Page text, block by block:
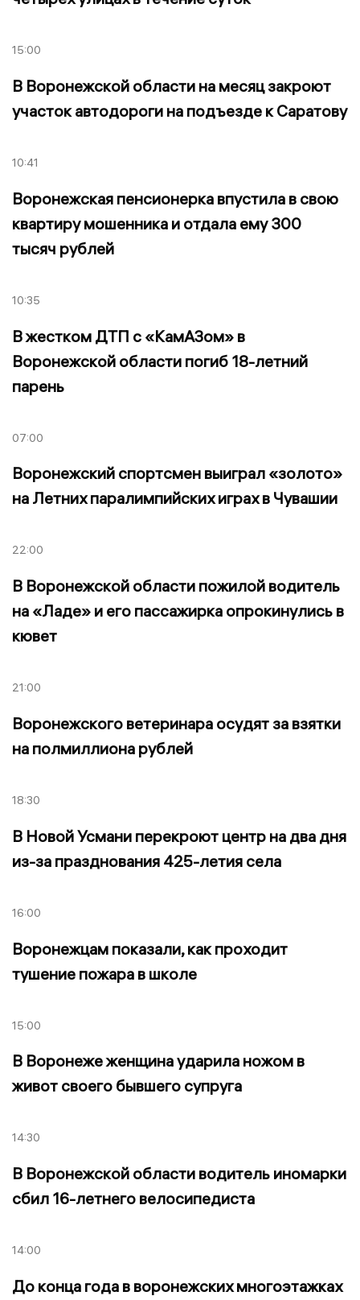
15:00
В Воронежской области на месяц закроют
участок автодороги на подъезде к Саратову
10:41
Воронежская пенсионерка впустила в свою
квартиру мошенника и отдала ему 300
тысяч рублей
10:35
В жестком ДТП с «КамАЗом» в
Воронежской области погиб 18-летний
парень
07:00
Воронежский спортсмен выиграл «золото»
на Летних паралимпийских играх в Чувашии
22:00
В Воронежской области пожилой водитель
на «Ладе» и его пассажирка опрокинулись в
кювет
21:00
Воронежского ветеринара осудят за взятки
на полмиллиона рублей
18:30
В Новой Усмани перекроют центр на два дня
из-за празднования 425-летия села
16:00
Воронежцам показали, как проходит
тушение пожара в школе
15:00
В Воронеже женщина ударила ножом в
живот своего бывшего супруга
14:30
В Воронежской области водитель иномарки
сбил 16-летнего велосипедиста
14:00
До конца года в воронежских многоэтажках